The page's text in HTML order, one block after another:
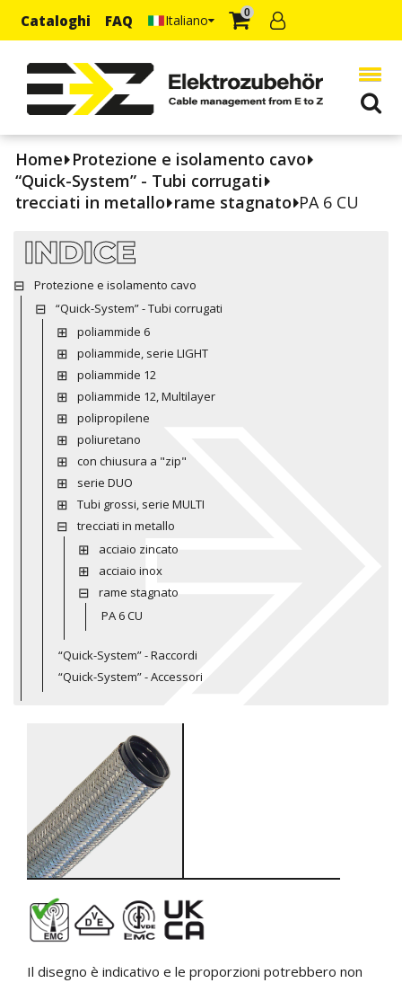
Cataloghi FAQ Italiano 0
Home Protezione e isolamento cavo
“Quick-System” - Tubi corrugati
trecciati in metallo rame stagnato PA 6 CU
INDICE
Protezione e isolamento cavo
“Quick-System” - Tubi corrugati
poliammide 6
poliammide, serie LIGHT
poliammide 12
poliammide 12, Multilayer
polipropilene
poliuretano
con chiusura a "zip"
serie DUO
Tubi grossi, serie MULTI
trecciati in metallo
acciaio zincato
acciaio inox
rame stagnato
PA 6 CU
“Quick-System” - Raccordi
“Quick-System” - Accessori
Il disegno è indicativo e le proporzioni potrebbero non